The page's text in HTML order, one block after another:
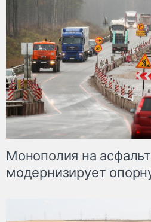
Монополия на
модернизирует